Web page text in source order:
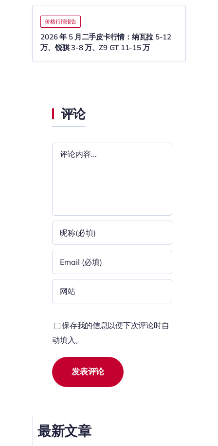
价格行情报告
2026 年 5 月二手皮卡行情：纳瓦拉 5-12
万、锐骐 3-8 万、Z9 GT 11-15 万
评论
保存我的信息以便下次评论时自
动填入。
最新文章